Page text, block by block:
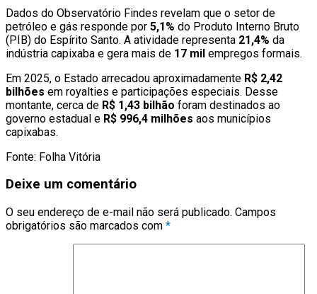
Dados do Observatório Findes revelam que o setor de
petróleo e gás responde por 5,1% do Produto Interno Bruto
(PIB) do Espírito Santo. A atividade representa 21,4% da
indústria capixaba e gera mais de 17 mil empregos formais.
Em 2025, o Estado arrecadou aproximadamente R$ 2,42
bilhões em royalties e participações especiais. Desse
montante, cerca de R$ 1,43 bilhão foram destinados ao
governo estadual e R$ 996,4 milhões aos municípios
capixabas.
Fonte: Folha Vitória
Deixe um comentário
O seu endereço de e-mail não será publicado. Campos
obrigatórios são marcados com *